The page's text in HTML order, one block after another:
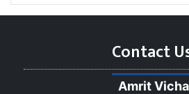
Contact
Amrit